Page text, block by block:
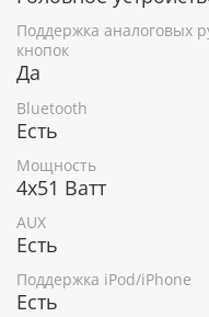
Поддержка аналоговых
кнопок
Да
Bluetooth
Есть
Мощность
4х51 Ватт
AUX
Есть
Поддержка iPod/iPhone
Есть